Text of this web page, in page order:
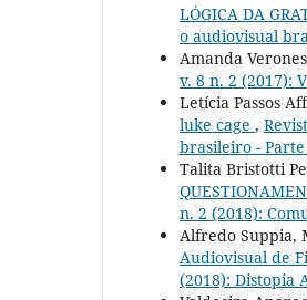
LÓGICA DA
o audiovisual
Amanda
v. 8 n. 2 (2017):
Letícia Passos
luke cage ,
brasileiro - Parte
Talita Bristotti
n. 2 (2018):
Alfredo Suppia,
Audiovisual de
(2018): Distopia